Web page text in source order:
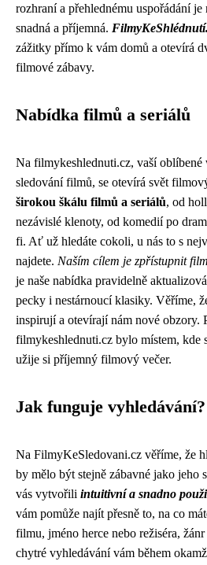
rozhraní a přehlednému uspořádání je
snadná a příjemná.
zážitky přímo k vám domů a otevírá
filmové zábavy.
Nabídka filmů a seriálů
Na filmykeshlednuti.cz, vaší oblíbené
sledování filmů, se otevírá svět
širokou škálu filmů a seriálů, od
nezávislé klenoty, od komedií po
fi. Ať už hledáte cokoli, u nás to s
najdete. Naším cílem je zpřístupnit
je naše nabídka pravidelně
pecky i nestárnoucí klasiky. Věříme,
inspirují a otevírají nám nové obzory.
filmykeshlednuti.cz bylo místem, kde
užije si příjemný filmový večer.
Jak funguje vyhledávání?
Na FilmyKeSledovani.cz věříme, že
by mělo být stejně zábavné jako jeho
vás vytvořili intuitivní a snadno
vám pomůže najít přesně to, na co
filmu, jméno herce nebo režiséra,
chytré vyhledávání vám během